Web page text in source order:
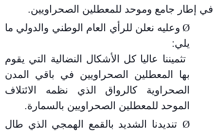
في إطار جامع وموحد للمعطلين الصحراويين.
Ø وعليه نعلن للرأي العام الوطني والدولي ما
يلي:
تثميننا عاليا كل الأشكال النضالية التي يقوم
بها المعطلين الصحراويين في باقي المدن
الصحراوية كالرواق الذي نظمه الائتلاف
الموحد للمعطلين الصحراويين بالسمارة.
Ø تنديدنا الشديد بالقمع الهمجي الذي طال